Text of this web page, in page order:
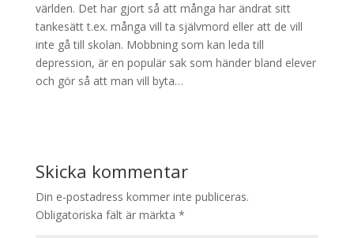
världen. Det har gjort så att många har ändrat sitt
tankesätt t.ex. många vill ta självmord eller att de vill
inte gå till skolan. Mobbning som kan leda till
depression, är en populär sak som händer bland elever
och gör så att man vill byta…
Skicka kommentar
Din e-postadress kommer inte publiceras.
Obligatoriska fält är märkta *